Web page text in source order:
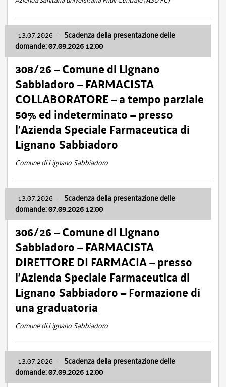
13.07.2026 - Scadenza della presentazione delle
domande: 07.09.2026 12:00
308/26 – Comune di Lignano
Sabbiadoro – FARMACISTA
COLLABORATORE – a tempo parziale
50% ed indeterminato – presso
l’Azienda Speciale Farmaceutica di
Lignano Sabbiadoro
Comune di Lignano Sabbiadoro
13.07.2026 - Scadenza della presentazione delle
domande: 07.09.2026 12:00
306/26 – Comune di Lignano
Sabbiadoro – FARMACISTA
DIRETTORE DI FARMACIA – presso
l’Azienda Speciale Farmaceutica di
Lignano Sabbiadoro – Formazione di
una graduatoria
Comune di Lignano Sabbiadoro
13.07.2026 - Scadenza della presentazione delle
domande: 07.09.2026 12:00